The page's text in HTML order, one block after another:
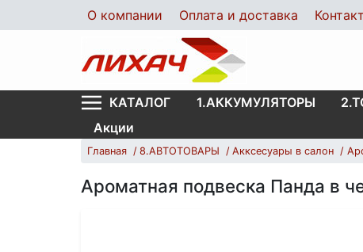
О компании Оплата и доставка
КАТАЛОГ 1.АККУМУЛЯТОРЫ
Акции
Главная 8.АВТОТОВАРЫ Акксесуары в салон
Ароматная подвеска Панда в